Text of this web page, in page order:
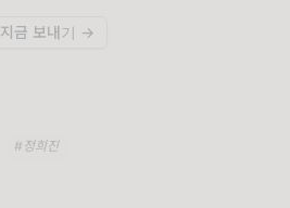
지금 보내기 →
#정희진